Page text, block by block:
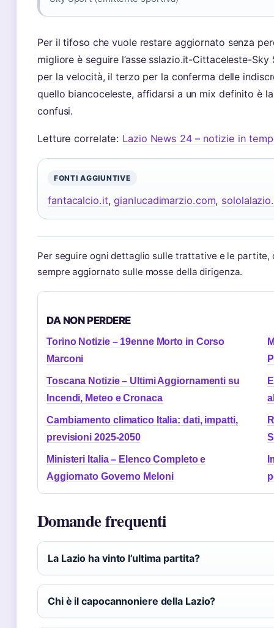
Per il tifoso che vuole restare aggiornato senza
migliore è seguire l’asse sslazio.it-Cittaceleste-
per la velocità, il terzo per la conferma delle
quello biancoceleste, affidarsi a un mix definito è
confusi.
Letture correlate: Lazio News 24 – notizie in
FONTI AGGIUNTIVE
fantacalcio.it,gianlucadimarzio.com,
Per seguire ogni dettaglio sulle trattative e le
sempre aggiornato sulle mosse della dirigenza.
DA NON PERDERE
Torino Notizie – 19enne Morto in Corso
Marconi
Toscana Notizie – Ultimi Aggiornamenti su
Incendi, Meteo e Cronaca
Cambiamento climatico Italia: dati, impatti,
previsioni 2025-2050
Ministeri Italia – Elenco Completo e
Aggiornato Governo Meloni
Domande frequenti
La Lazio ha vinto l’ultima partita?
Chi è il capocannoniere della Lazio?